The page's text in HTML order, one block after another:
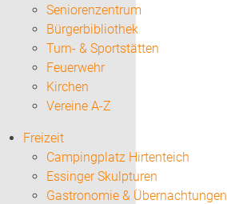
Seniorenzentrum
Bürgerbibliothek
Turn- & Sportstätten
Feuerwehr
Kirchen
Vereine A-Z
Freizeit
Campingplatz Hirtenteich
Essinger Skulpturen
Gastronomie & Übernachtungen